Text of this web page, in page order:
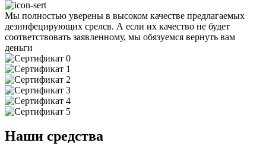
Мы полностью уверены в высоком качестве предлагаемых
дезинфецирующих срелсв. А если их качество не будет
соответствовать заявленному, мы обязуемся вернуть вам
деньги
Наши средства